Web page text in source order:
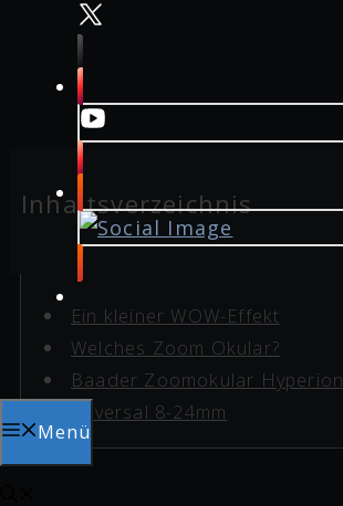
Menü
Inhaltsverzeichnis
Ein kleiner WOW-Effekt
Welches Zoom Okular?
Baader Zoomokular Hyperion
Universal 8-24mm